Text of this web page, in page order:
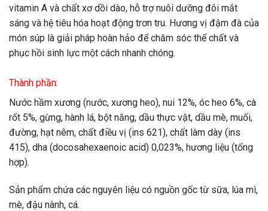
vitamin A và chất xơ dồi dào, hỗ trợ nuôi dưỡng đôi mắt
sáng và hệ tiêu hóa hoạt động trơn tru. Hương vị đậm đà của
món súp là giải pháp hoàn hảo để chăm sóc thể chất và
phục hồi sinh lực một cách nhanh chóng.
Thành phần:
Nước hầm xương (nước, xương heo), nui 12%, óc heo 6%, cà
rốt 5%, gừng, hành lá, bột năng, dầu thực vật, dầu mè, muối,
đường, hạt nêm, chất điều vị (ins 621), chất làm dày (ins
415), dha (docosahexaenoic acid) 0,023%, hương liệu (tổng
hợp).
Sản phẩm chứa các nguyên liệu có nguồn gốc từ sữa, lúa mì,
mè, đậu nành, cá.